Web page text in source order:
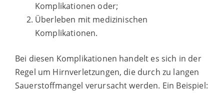
Komplikationen oder;
Überleben mit medizinischen
Komplikationen.
Bei diesen Komplikationen handelt es sich in der
Regel um Hirnverletzungen, die durch zu langen
Sauerstoffmangel verursacht werden. Ein Beispiel: